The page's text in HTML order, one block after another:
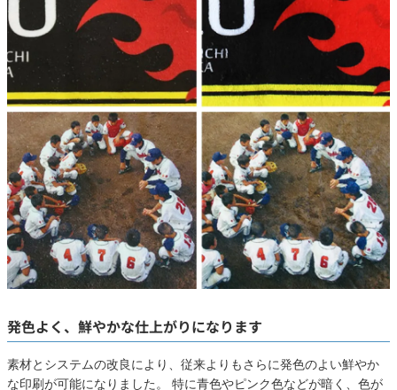
発色よく、鮮やかな仕上がりになります
素材とシステムの改良により、従来よりもさらに発色のよい鮮やか
な印刷が可能になりました。 特に青色やピンク色などが暗く、色が